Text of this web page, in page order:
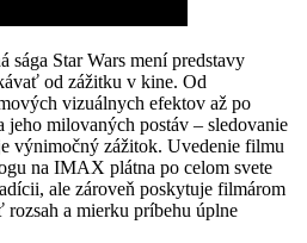
sága Star Wars mení predstavy
od zážitku v kine. Od
vizuálnych efektov až po
jeho milovaných postáv – sledovanie
výnimočný zážitok. Uvedenie filmu
na IMAX plátna po celom svete
ale zároveň poskytuje filmárom
a mierku príbehu úplne